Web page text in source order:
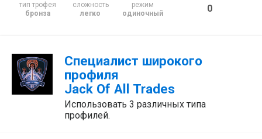
тип трофея
бронза
сложность
легко
режим
одиночный
0
Специалист широкого
профиля
Jack Of All Trades
Использовать 3 различных типа
профилей.